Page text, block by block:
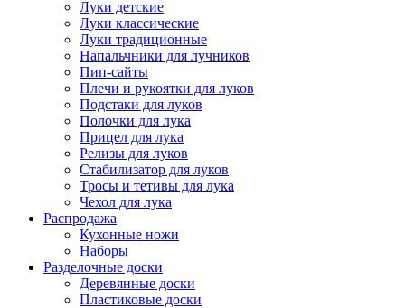
Луки детские
Луки классические
Луки традиционные
Напальчники для лучников
Пип-сайты
Плечи и рукоятки для луков
Подстаки для луков
Полочки для лука
Прицел для лука
Релизы для луков
Стабилизатор для луков
Тросы и тетивы для лука
Чехол для лука
Распродажа
Кухонные ножи
Наборы
Разделочные доски
Деревянные доски
Пластиковые доски